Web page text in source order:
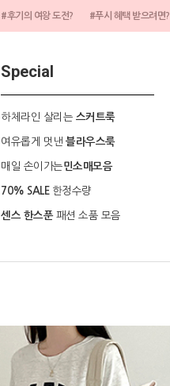
#후기의 여왕 도전? #푸시 혜택 받으려면?
Special
하체라인 살리는 스커트룩
여유롭게 멋낸 블라우스룩
매일 손이가는민소매모음
70% SALE 한정수량
센스 한스푼패션 소품 모음